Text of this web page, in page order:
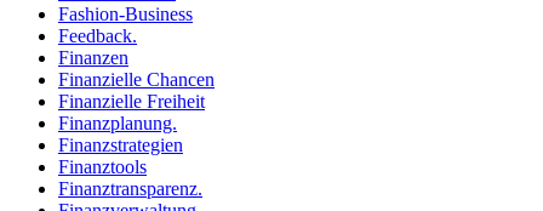
Fashion-Business
Feedback.
Finanzen
Finanzielle Chancen
Finanzielle Freiheit
Finanzplanung.
Finanzstrategien
Finanztools
Finanztransparenz.